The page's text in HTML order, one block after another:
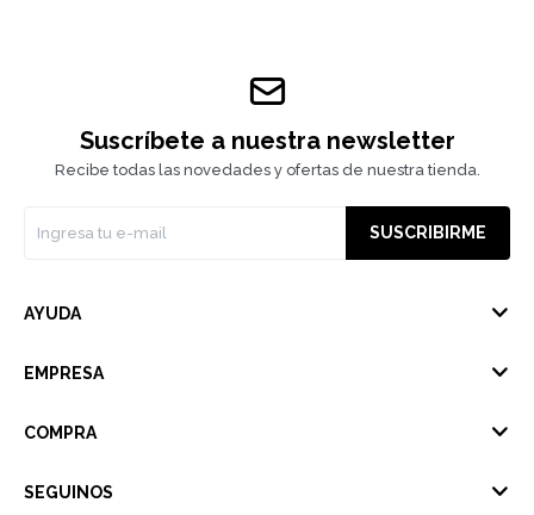
Suscríbete a nuestra newsletter
Recibe todas las novedades y ofertas de nuestra tienda.
SUSCRIBIRME
AYUDA
EMPRESA
COMPRA
SEGUINOS